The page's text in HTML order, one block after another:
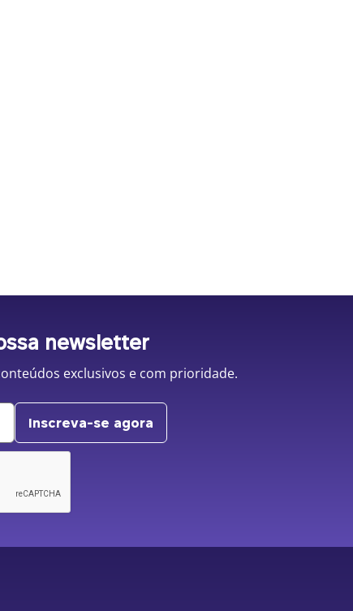
newsletter
exclusivos e com prioridade.
Inscreva-se agora